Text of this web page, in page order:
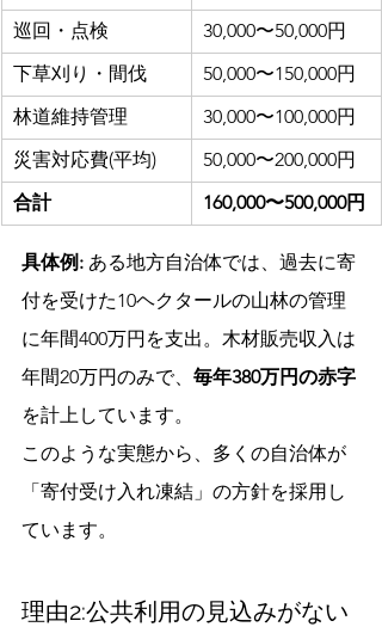
巡回・点検
30,000〜50,000円
下草刈り・間伐
50,000〜150,000円
林道維持管理
30,000〜100,000円
災害対応費(平均)
50,000〜200,000円
合計
160,000〜500,000円
具体例: ある地方自治体では、過去に寄
付を受けた10ヘクタールの山林の管理
に年間400万円を支出。木材販売収入は
年間20万円のみで、 毎年380万円の赤字
を計上しています。
このような実態から、多くの自治体が
「寄付受け入れ凍結」の方針を採用し
ています。
理由2:公共利用の見込みがない